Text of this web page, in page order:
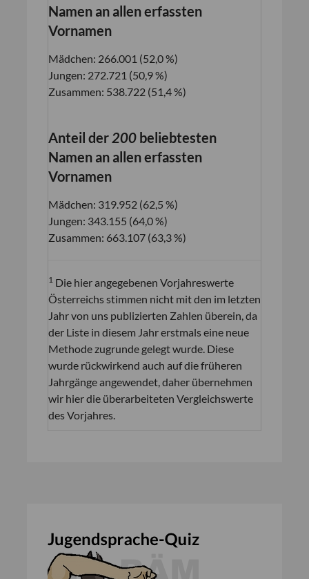
Namen an allen erfassten
Vornamen
Mädchen: 266.001 (52,0 %)
Jungen: 272.721 (50,9 %)
Zusammen: 538.722 (51,4 %)
Anteil der200 beliebtesten
Namen an allen erfassten
Vornamen
Mädchen: 319.952 (62,5 %)
Jungen: 343.155 (64,0 %)
Zusammen: 663.107 (63,3 %)
1 Die hier angegebenen Vorjahreswerte
Österreichs stimmen nicht mit den im letzten
Jahr von uns publizierten Zahlen überein, da
der Liste in diesem Jahr erstmals eine neue
Methode zugrunde gelegt wurde. Diese
wurde rückwirkend auch auf die früheren
Jahrgänge angewendet, daher übernehmen
wir hier die überarbeiteten Vergleichswerte
des Vorjahres.